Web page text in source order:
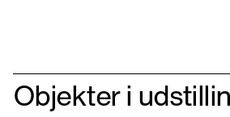
Objekter i